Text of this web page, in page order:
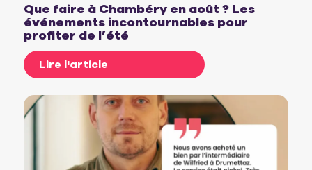
Que faire à Chambéry en août ? Les
événements incontournables pour
profiter de l’été
Lire l'article